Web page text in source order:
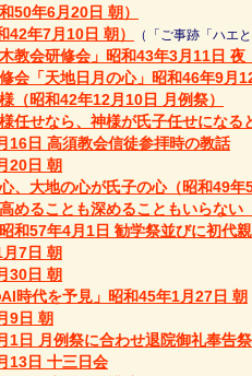
50年6月20日 朝）
42年7月10日 朝）
（「ご事跡「ハエ
教会研修会」昭和43年3月11日 夜
会「天地日月の心」昭和46年9月
（昭和42年12月10日 月例祭）
様任せなら、神様が氏子任せにな
16日 高須教会信徒参拝時の教話
20日 朝
、大地の心が氏子の心（昭和49年5
めることも深めることもいらない
和57年4月1日 勧学祭並びに初代
7日 朝
30日 朝
AI時代を予見」昭和45年1月27日 朝
9日 朝
1日 月例祭に合わせ退院御礼奉告祭
13日 十三日会